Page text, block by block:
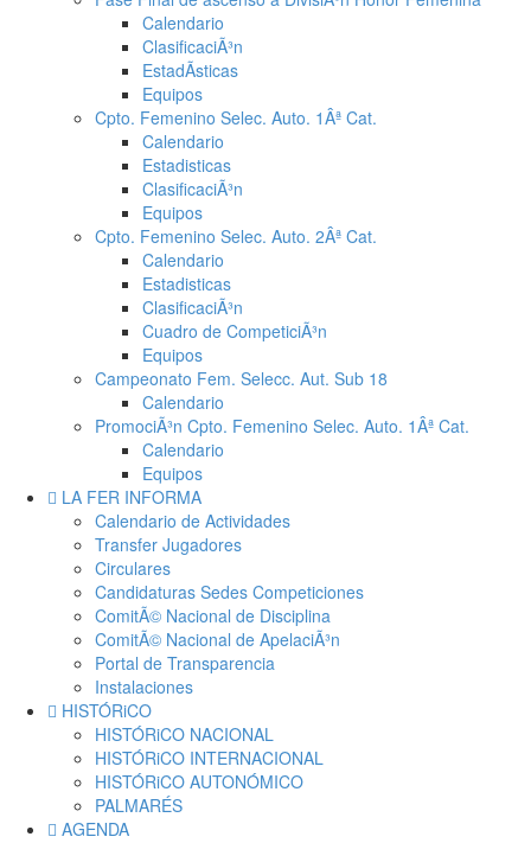
Calendario
ClasificaciÃ³n
EstadÃ­sticas
Equipos
Cpto. Femenino Selec. Auto. 1Âª Cat.
Calendario
Estadisticas
ClasificaciÃ³n
Equipos
Cpto. Femenino Selec. Auto. 2Âª Cat.
Calendario
Estadisticas
ClasificaciÃ³n
Cuadro de CompeticiÃ³n
Equipos
Campeonato Fem. Selecc. Aut. Sub 18
Calendario
PromociÃ³n Cpto. Femenino Selec. Auto. 1Âª Cat.
Calendario
Equipos
LA FER INFORMA
Calendario de Actividades
Transfer Jugadores
Circulares
Candidaturas Sedes Competiciones
ComitÃ© Nacional de Disciplina
ComitÃ© Nacional de ApelaciÃ³n
Portal de Transparencia
Instalaciones
HISTÓRiCO
HISTÓRiCO NACIONAL
HISTÓRiCO INTERNACIONAL
HISTÓRiCO AUTONÓMICO
PALMARÉS
AGENDA